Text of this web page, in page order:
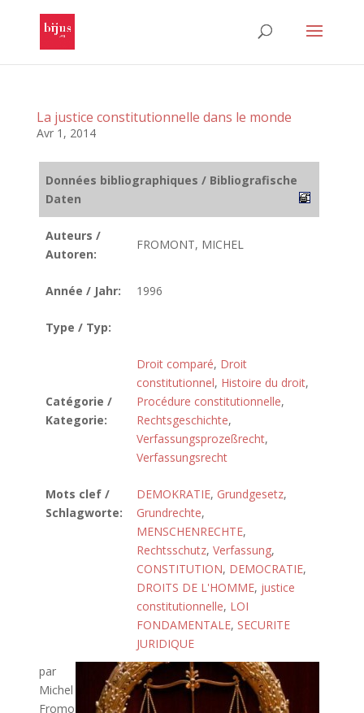
La justice constitutionnelle dans le monde
Avr 1, 2014
Données bibliographiques / Bibliografische
Daten
Auteurs /
Autoren:
FROMONT, MICHEL
Année / Jahr: 1996
Type / Typ:
Catégorie /
Kategorie:
Droit comparé, Droit
constitutionnel, Histoire du droit,
Procédure constitutionnelle,
Rechtsgeschichte,
Verfassungsprozeßrecht,
Verfassungsrecht
Mots clef /
Schlagworte:
DEMOKRATIE, Grundgesetz,
Grundrechte,
MENSCHENRECHTE,
Rechtsschutz, Verfassung,
CONSTITUTION, DEMOCRATIE,
DROITS DE L'HOMME, justice
constitutionnelle, LOI
FONDAMENTALE, SECURITE
JURIDIQUE
par
Michel
Fromo